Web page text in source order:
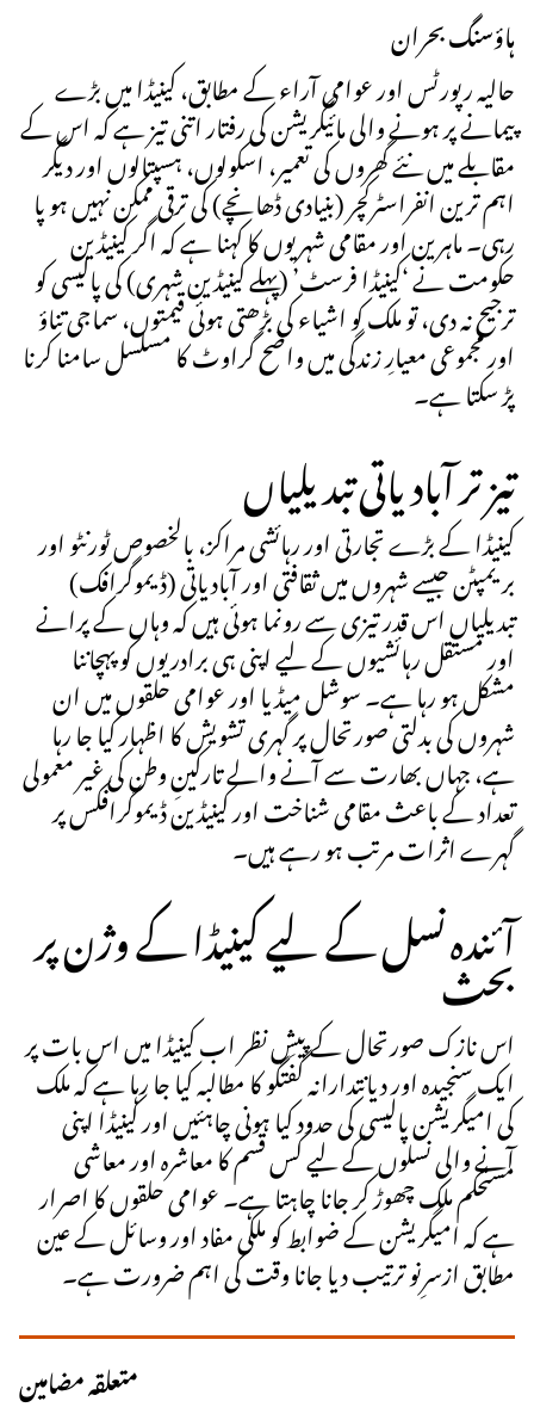
ہاؤسنگ بحران
حالیہ رپورٹس اور عوامی آراء کے مطابق، کینیڈا میں بڑے
پیمانے پر ہونے والی مائیگریشن کی رفتار اتنی تیز ہے کہ اس کے
مقابلے میں نئے گھروں کی تعمیر، اسکولوں، ہسپتالوں اور دیگر
اہم ترین انفراسٹرکچر (بنیادی ڈھانچے) کی ترقی ممکن نہیں ہو پا
رہی۔ ماہرین اور مقامی شہریوں کا کہنا ہے کہ اگر کینیڈین
حکومت نے ‘کینیڈا فرسٹ’ (پہلے کینیڈین شہری) کی پالیسی کو
ترجیح نہ دی، تو ملک کو اشیاء کی بڑھتی ہوئی قیمتوں، سماجی تناؤ
اور مجموعی معیارِ زندگی میں واضح گراوٹ کا مسلسل سامنا کرنا
پڑ سکتا ہے۔
تیز تر آبادیاتی تبدیلیاں
کینیڈا کے بڑے تجارتی اور رہائشی مراکز، بالخصوص ٹورنٹو اور
بریمپٹن جیسے شہروں میں ثقافتی اور آبادیاتی (ڈیموگرافک)
تبدیلیاں اس قدر تیزی سے رونما ہوئی ہیں کہ وہاں کے پرانے
اور مستقل رہائشیوں کے لیے اپنی ہی برادریوں کو پہچاننا
مشکل ہو رہا ہے۔ سوشل میڈیا اور عوامی حلقوں میں ان
شہروں کی بدلتی صورتحال پر گہری تشویش کا اظہار کیا جا رہا
ہے، جہاں بھارت سے آنے والے تارکینِ وطن کی غیر معمولی
تعداد کے باعث مقامی شناخت اور کینیڈین ڈیموگرافکس پر
گہرے اثرات مرتب ہو رہے ہیں۔
آئندہ نسل کے لیے کینیڈا کے وژن پر
بحث
اس نازک صورتحال کے پیشِ نظر اب کینیڈا میں اس بات پر
ایک سنجیدہ اور دیانتدارانہ گفتگو کا مطالبہ کیا جا رہا ہے کہ ملک
کی امیگریشن پالیسی کی حدود کیا ہونی چاہئیں اور کینیڈا اپنی
آنے والی نسلوں کے لیے کس قسم کا معاشرہ اور معاشی
مستحکم ملک چھوڑ کر جانا چاہتا ہے۔ عوامی حلقوں کا اصرار
ہے کہ امیگریشن کے ضوابط کو ملکی مفاد اور وسائل کے عین
مطابق ازسرِنو ترتیب دیا جانا وقت کی اہم ضرورت ہے۔
متعلقہ مضامین